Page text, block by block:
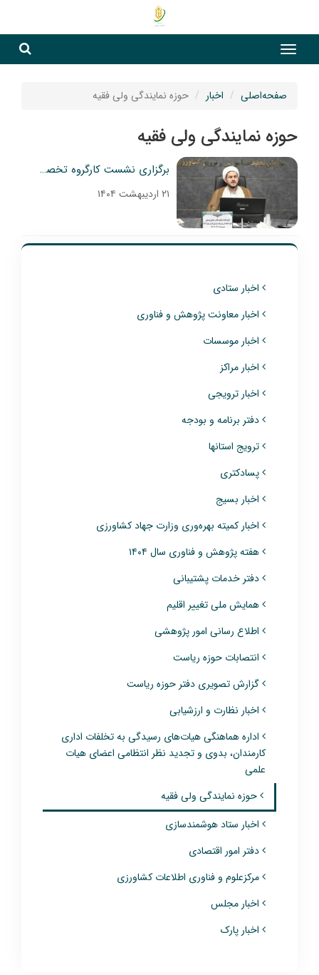
صفحه‌اصلی اخبار حوزه نمایندگی ولی فقیه
حوزه نمایندگی ولی فقیه
برگزاری نشست کارگروه تخصصی حوزه نمایندگی ولی فقیه
۲۱ اردیبهشت ۱۴۰۴
اخبار ستادی
اخبار معاونت پژوهش و فناوری
اخبار موسسات
اخبار مراکز
اخبار ترویجی
دفتر برنامه و بودجه
ترویج استانها
پسادکتری
اخبار بسیج
اخبار کمیته بهره‌وری وزارت جهاد کشاورزی
هفته پژوهش و فناوری سال ۱۴۰۴
دفتر خدمات پشتیبانی
همایش ملی تغییر اقلیم
اطلاع‌ رسانی امور پژوهشی
انتصابات حوزه ریاست
گزارش تصویری دفتر حوزه ریاست
اخبار نظارت و ارزشیابی
اداره هماهنگی هیات‌های رسیدگی به تخلفات اداری
کارمندان، بدوی و تجدید نظر انتظامی اعضای هیات
علمی
حوزه نمایندگی ولی فقیه
اخبار ستاد هوشمندسازی
دفتر امور اقتصادی
مرکزعلوم و فناوری اطلاعات کشاورزی
اخبار مجلس
اخبار پارک